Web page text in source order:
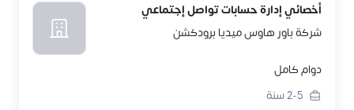
أخصائي إدارة حسابات تواصل إجتماعي
شركة باور هاوس ميديا برودكشن
دوام كامل
2-5سنة